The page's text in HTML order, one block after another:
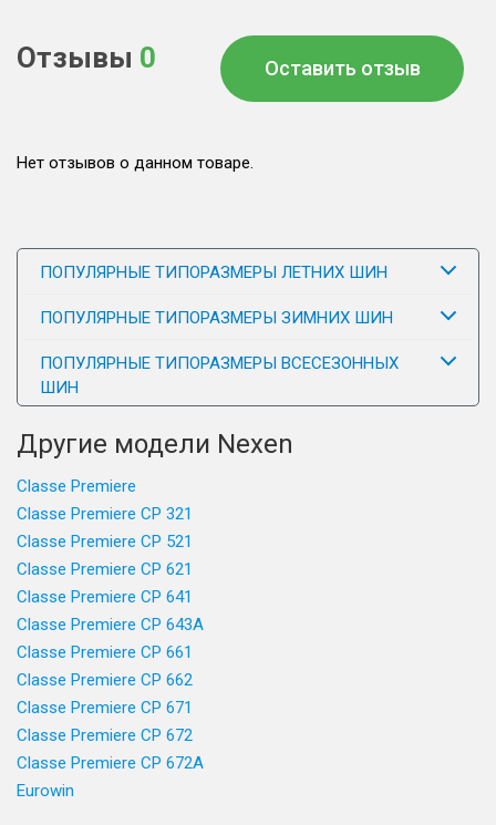
Отзывы 0 Оставить отзыв
Нет отзывов о данном товаре.
ПОПУЛЯРНЫЕ ТИПОРАЗМЕРЫ ЛЕТНИХ ШИН
ПОПУЛЯРНЫЕ ТИПОРАЗМЕРЫ ЗИМНИХ ШИН
ПОПУЛЯРНЫЕ ТИПОРАЗМЕРЫ ВСЕСЕЗОННЫХ
ШИН
Другие модели Nexen
Classe Premiere
Classe Premiere CP 321
Classe Premiere CP 521
Classe Premiere CP 621
Classe Premiere CP 641
Classe Premiere CP 643A
Classe Premiere CP 661
Classe Premiere CP 662
Classe Premiere CP 671
Classe Premiere CP 672
Classe Premiere CP 672A
Eurowin